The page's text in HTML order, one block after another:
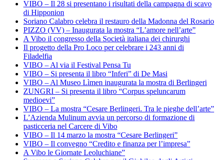
VIBO – Il 28 si presentano i risultati della campagna di scavo
di Hipponion
Soriano Calabro celebra il restauro della Madonna del Rosario
PIZZO (VV) – Inaugurata la mostra “L’amore nell’arte”
A Vibo il congresso della Società italiana dei chirurghi
Il progetto della Pro Loco per celebrare i 243 anni di
Filadelfia
VIBO – Al via il Festival Pensa Tu
VIBO – Si presenta il libro “Inferi” di De Masi
VIBO – Al Museo Lìmen inaugurata la mostra di Berlingeri
ZUNGRI – Si presenta il libro “Corpus speluncarum
medioevi”
VIBO – La mostra “Cesare Berlingeri. Tra le pieghe dell’arte”
L’Azienda Mulinum avvia un percorso di formazione di
pasticceria nel Carcere di Vibo
VIBO – Il 14 marzo la mostra “Cesare Berlingeri”
VIBO – Il convegno “Credito e finanza per l’impresa”
A Vibo le Giornate Leoluchiane”